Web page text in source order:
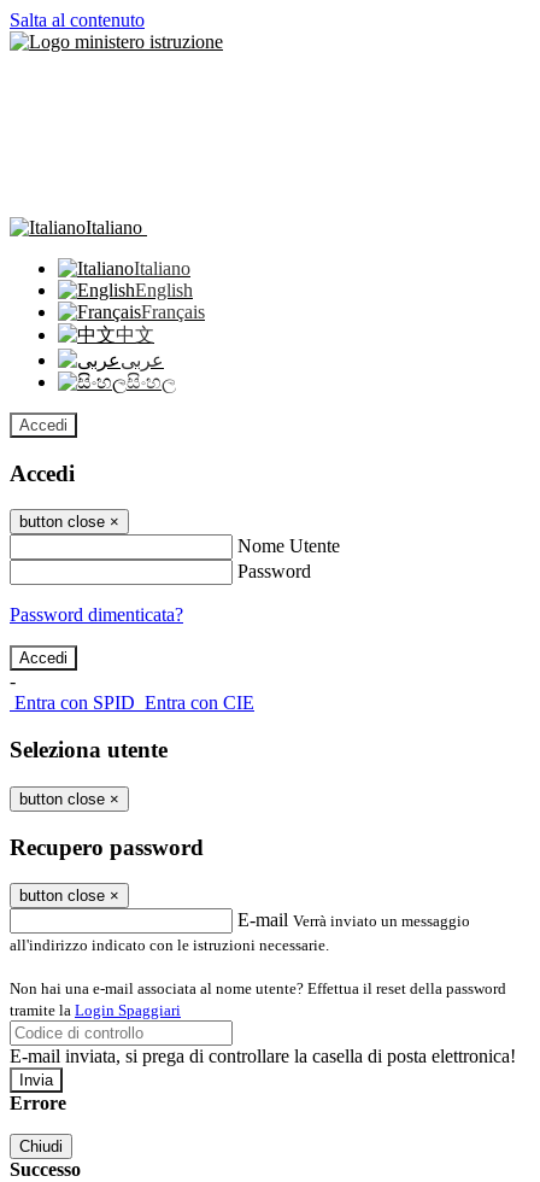
Salta al contenuto
Italiano
Italiano
English
Français
中文
عربى
සිංහල
Accedi
Accedi
button close ×
Nome Utente
Password
Password dimenticata?
-
Entra con SPID Entra con CIE
Seleziona utente
button close ×
Recupero password
button close ×
E-mail Verrà inviato un messaggio
all'indirizzo indicato con le istruzioni necessarie.
Non hai una e-mail associata al nome utente? Effettua il reset della password
tramite la Login Spaggiari
E-mail inviata, si prega di controllare la casella di posta elettronica!
Errore
Chiudi
Successo